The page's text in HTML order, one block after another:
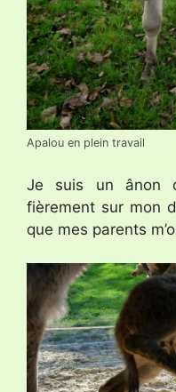
Apalou en plein travail
Je suis un ânon
fièrement sur mon
que mes parents